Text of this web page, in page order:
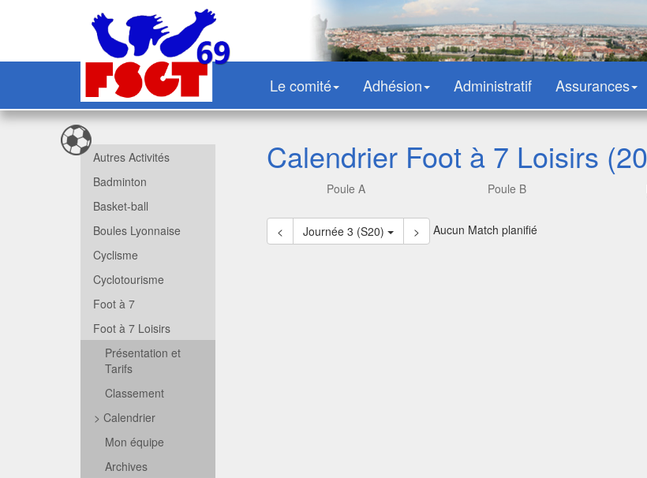
Le comité Adhésion Administratif Assurances
Autres Activités
Badminton
Basket-ball
Boules Lyonnaise
Cyclisme
Cyclotourisme
Foot à 7
Foot à 7 Loisirs
Présentation et
Tarifs
Classement
> Calendrier
Mon équipe
Archives
Calendrier Foot à 7 Loisirs
Poule A Poule B
< Journée 3 (S20) > Aucun Match planifié